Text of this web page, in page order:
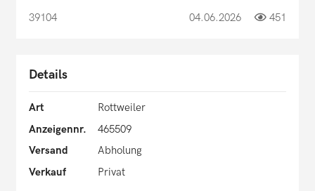
39104 04.06.2026 451
Details
Art
Rottweiler
Anzeigennr.
465509
Versand
Abholung
Verkauf
Privat